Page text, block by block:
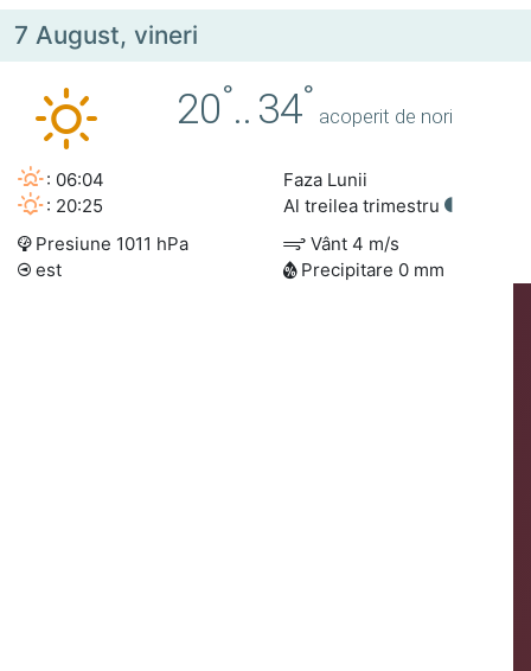
7 August, vineri
20°.. 34°
acoperit de nori
: 06:04
: 20:25
Faza Lunii
Al treilea trimestru
Presiune 1011 hPa
Vânt 4 m/s
est
Precipitare 0 mm